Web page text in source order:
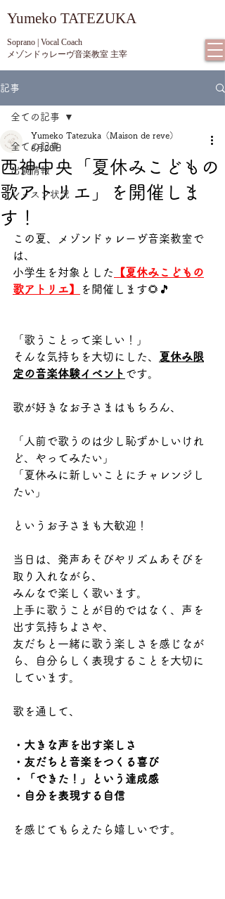
​Yumeko TATEZUKA
Soprano | Vocal Coach
メゾンドゥレーヴ音楽教室 主宰
記事
全ての記事
出演情報
レッスン状況
全ての記事
西神中央「夏休みこどもの
歌アトリエ」を開催しま
す！
Yumeko Tatezuka（Maison de reve）
6月20日
この夏、メゾンドゥレーヴ音楽教室で
は、
小学生を対象とした
【夏休みこどもの
歌アトリエ】
を開催します🌻🎵
「歌うことって楽しい！」
そんな気持ちを大切にした、
夏休み限
定の音楽体験イベント です。
歌が好きなお子さまはもちろん、
「人前で歌うのは少し恥ずかしいけれ
ど、やってみたい」
「夏休みに新しいことにチャレンジし
たい」
というお子さまも大歓迎！
当日は、発声あそびやリズムあそびを
取り入れながら、
みんなで楽しく歌います。
上手に歌うことが目的ではなく、声を
出す気持ちよさや、
友だちと一緒に歌う楽しさを感じなが
ら、自分らしく表現することを大切に
しています。
歌を通して、
・大きな声を出す楽しさ
・友だちと音楽をつくる喜び
・「できた！」という達成感
・自分を表現する自信
を感じてもらえたら嬉しいです。